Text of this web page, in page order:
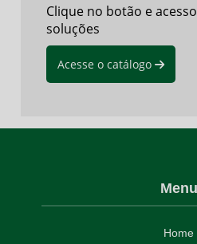
Clique no botão e
soluções
Acesse o catálogo
Menu
Home